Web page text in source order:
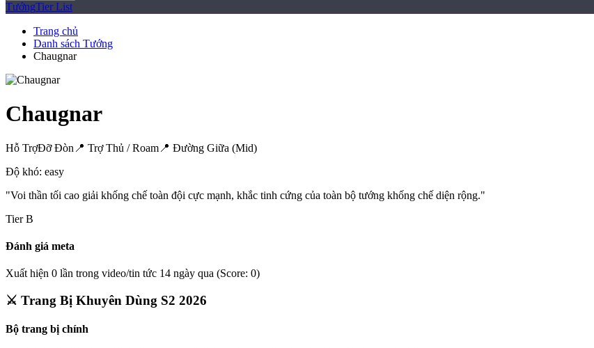
TướngTier List
Trang chủ
Danh sách Tướng
Chaugnar
Chaugnar
Hỗ TrợĐỡ Đòn 📍 Trợ Thủ / Roam 📍 Đường Giữa (Mid)
Độ khó: easy
"Voi thần tối cao giải khống chế toàn đội cực mạnh, khắc tinh cứng của toàn bộ tướng khống chế diện rộng."
TierB
Đánh giá meta
Xuất hiện 0 lần trong video/tin tức 14 ngày qua (Score: 0)
⚔️ Trang Bị Khuyên Dùng S2 2026
Bộ trang bị chính